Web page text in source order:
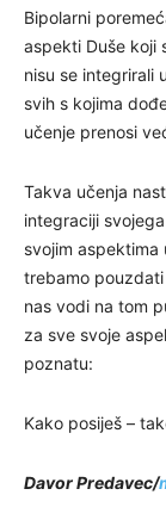
Bipolarni
aspekti Duše koji
nisu se integrirali
svih s kojima
učenje prenosi
Takva učenja
integraciji
svojim aspektima
trebamo pouzdati
nas vodi na tom
za sve svoje
poznatu:
Kako posiješ –
Davor Predavec/